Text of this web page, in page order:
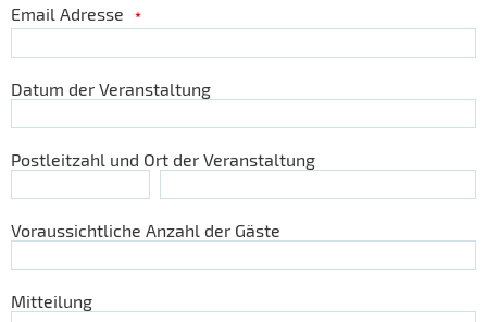
Email Adresse *
Datum der Veranstaltung
Postleitzahl und Ort der Veranstaltung
Voraussichtliche Anzahl der Gäste
Mitteilung